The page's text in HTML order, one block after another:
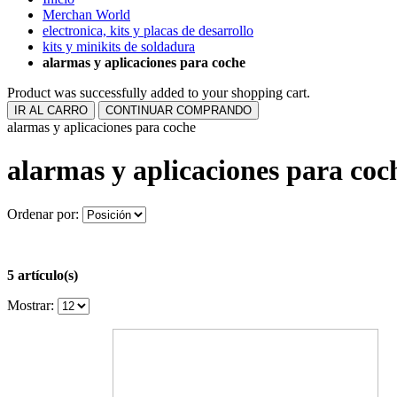
Merchan World
electronica, kits y placas de desarrollo
kits y minikits de soldadura
alarmas y aplicaciones para coche
Product was successfully added to your shopping cart.
IR AL CARRO CONTINUAR COMPRANDO
alarmas y aplicaciones para coche
alarmas y aplicaciones para
Ordenar por:
5 artículo(s)
Mostrar: